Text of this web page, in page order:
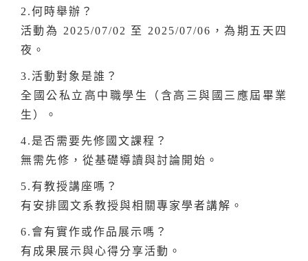
2.何時舉辦？
活動為 2025/07/02 至 2025/07/06，為期五天四
夜。
3.活動對象是誰？
全國公私立高中職學生（含高三與國三應屆畢業
生）。
4.是否需要先修國文課程？
無需先修，從基礎導讀與討論開始。
5.有教授講座嗎？
有安排國文系教授與相關專家學者講解。
6.會有實作或作品展示嗎？
有成果展示與心得分享活動。